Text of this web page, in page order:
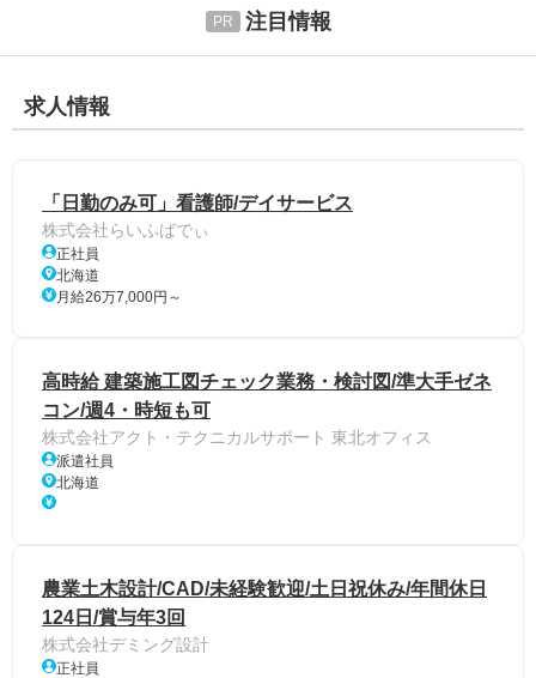
注目情報
求人情報
「日勤のみ可」看護師/デイサービス
株式会社らいふばでぃ
正社員
北海道
月給26万7,000円～
高時給 建築施工図チェック業務・検討図/準大手ゼネ
コン/週4・時短も可
株式会社アクト・テクニカルサポート 東北オフィス
派遣社員
北海道
農業土木設計/CAD/未経験歓迎/土日祝休み/年間休日
124日/賞与年3回
株式会社デミング設計
正社員